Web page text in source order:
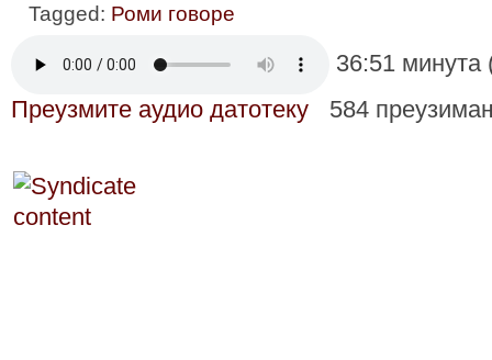
Tagged: Роми говоре
36:51
Преузмите аудио датотеку
584